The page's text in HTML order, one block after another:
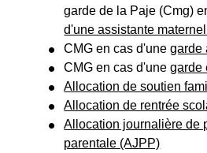
garde de la Paje (Cmg)
d'une assistante
CMG en cas d'unegarde
CMG en cas d'unegarde
Allocation de soutien
Allocation de rentrée
Allocation journalière de
parentale (AJPP)